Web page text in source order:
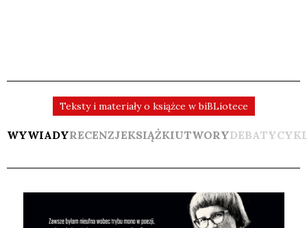
Teksty i materiały o książce w biBLiotece
WYWIADYRECENZJEKSIĄŻKIUTWORYDEBATY